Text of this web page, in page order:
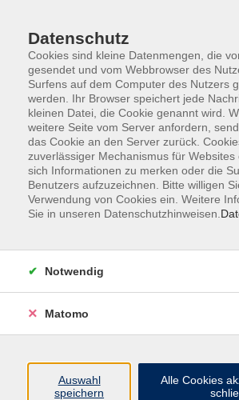
Skip to main content
HK- Harburg Kultur
sonstige
Ergebnisse filtern
Datenschutz
Cookies sind kleine Datenmengen, die
gesendet und vom Webbrowser des
Surfens auf dem Computer des Nutzers
werden. Ihr Browser speichert jede
kleinen Datei, die Cookie genannt wird.
weitere Seite vom Server anfordern,
das Cookie an den Server zurück.
zuverlässiger Mechanismus für Websites
sich Informationen zu merken oder die
Benutzers aufzuzeichnen. Bitte willigen
Verwendung von Cookies ein. Weitere
Sie in unseren Datenschutzhinweisen.
Notwendig
Matomo
Auswahl
speichern
Alle Cookies